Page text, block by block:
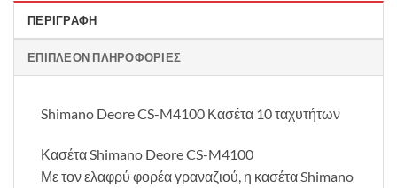
ΠΕΡΙΓΡΑΦΉ
ΕΠΙΠΛΈΟΝ ΠΛΗΡΟΦΟΡΊΕΣ
Shimano Deore CS-M4100 Κασέτα 10 ταχυτήτων
Κασέτα Shimano Deore CS-M4100
Με τον ελαφρύ φορέα γραναζιού, η κασέτα Shimano